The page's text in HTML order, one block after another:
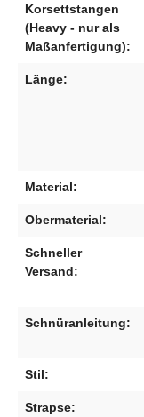
Korsettstangen
(Heavy - nur als
Maßanfertigung):
Länge:
Material:
Obermaterial:
Schneller
Versand:
Schnüranleitung:
Stil:
Strapse: